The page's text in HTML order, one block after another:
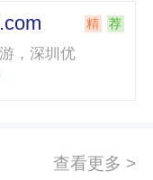
精 荐
，深圳优
查看更多 >